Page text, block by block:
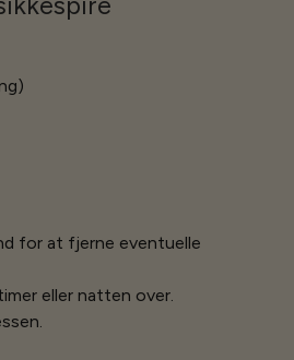
for at fjerne eventuelle
eller natten over.